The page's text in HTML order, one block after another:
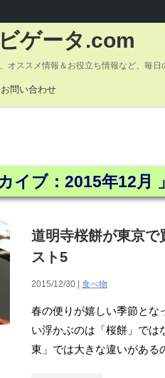
ゲータ.com
オススメ情報＆お役立ち情報など、毎
お問い合わせ
イブ：2015年12月
道明寺桜餅が東京で
スト5
2015/12/30 | 食べ物
春の便りが嬉しい季節とな
い浮かぶのは「桜餅」では
東」では大きな違いがある